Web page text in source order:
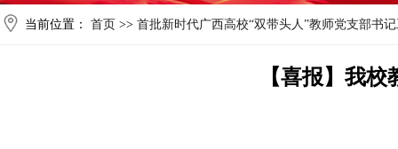
当前位置： 首页 >> 首批新时代广西高校“双带头人”教师党支部书
【喜报】我